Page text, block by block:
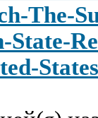
The-
State-